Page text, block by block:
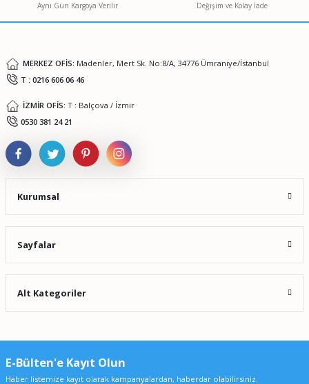
Ürün fiyatı diğer sitelerden daha pahalı.
Aynı Gün Kargoya Verilir
Değişim ve Kolay İade
MERKEZ OFİS: Madenler, Mert Sk. No:8/A, 34776 Ümraniye/İstanbul
T : 0216 606 06 46
İZMİR OFİS: T : Balçova / İzmir
0530 381 24 21
Kurumsal
Sayfalar
Alt Kategoriler
E-Bülten'e Kayıt Olun
Haber listemize kayıt olarak kampanyalardan, haberdar olabilirsiniz.